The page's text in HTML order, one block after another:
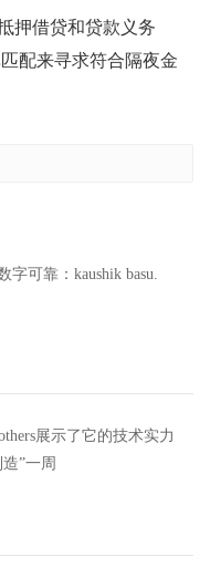
押借贷和贷款义务
匹配来寻求符合隔夜金
字可靠：kaushik basu.
展示了它的技术实力
”一周